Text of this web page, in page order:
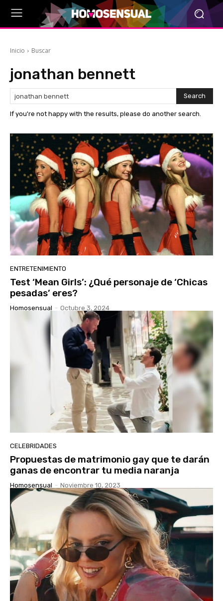
Inicio Buscar
jonathan bennett
Search
If you're not happy with the results, please do another search.
ENTRETENIMIENTO
Test ‘Mean Girls’: ¿Qué personaje de ‘Chicas
pesadas’ eres?
Homosensual - Octubre 3, 2024
CELEBRIDADES
Propuestas de matrimonio gay que te darán
ganas de encontrar tu media naranja
Homosensual - Noviembre 10, 2023